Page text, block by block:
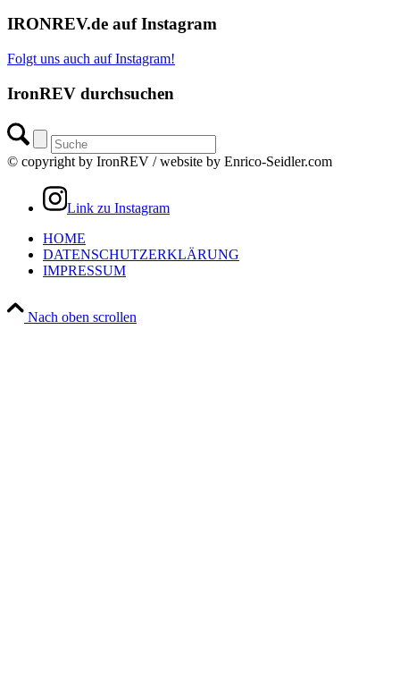
IRONREV.de auf Instagram
Folgt uns auch auf Instagram!
IronREV durchsuchen
© copyright by IronREV / website by Enrico-Seidler.com
Link zu Instagram
HOME
DATENSCHUTZERKLÄRUNG
IMPRESSUM
Nach oben scrollen